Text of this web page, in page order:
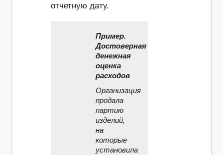
отчетную дату.
Пример.
Достоверная
денежная
оценка
расходов
Организация
продала
партию
изделий,
на
которые
установила